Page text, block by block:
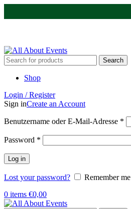
Search
Shop
Login / Register
Sign inCreate an Account
Benutzername oder E-Mail-Adresse *
Password *
Log in
Lost your password?
Remember me
0 items €0,00